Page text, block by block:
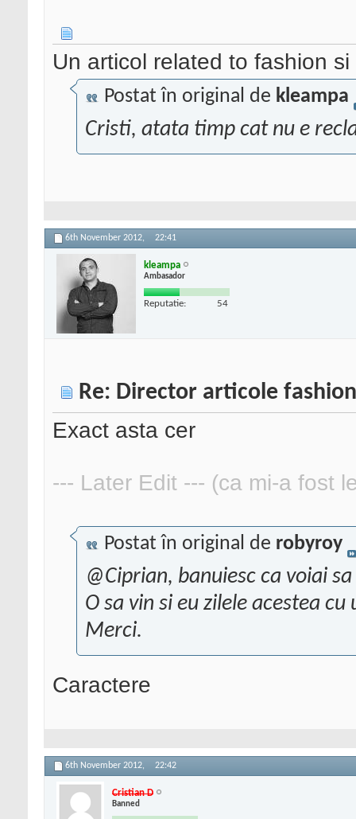
Un articol related to fashion
Postat în original de kleampa
Cristi, atata timp cat nu e
6th November 2012, 22:41
kleampa
Ambasador
Reputatie: 54
Re: Director articole fashion
Exact asta cer
--- Later Edit --- (ca mi-a fost
Postat în original de robyroy
@Ciprian, banuiesc ca voiai
O sa vin si eu zilele acestea
Merci.
Caractere
6th November 2012, 22:42
Cristian D
Banned